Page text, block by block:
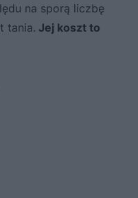
na sporą liczbę
tania. Jej koszt to